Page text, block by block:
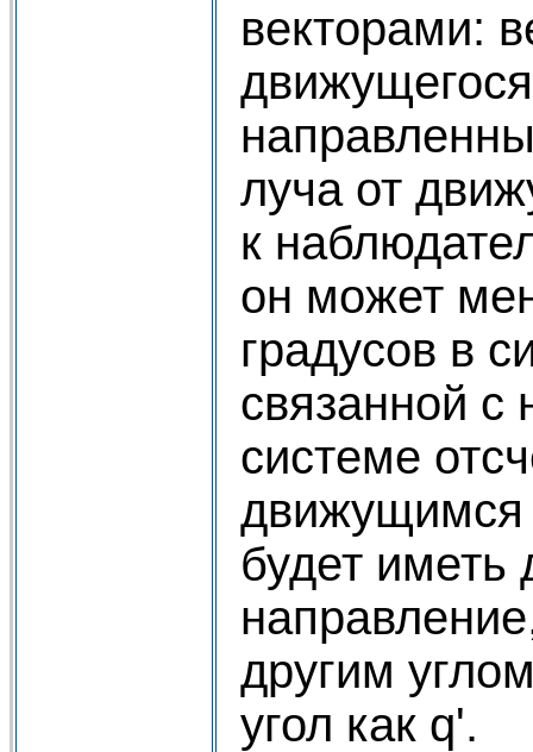
векторами:
луча от
к
он может
градусов в
связанной
системе
движущимся
будет иметь
другим
угол как q'.